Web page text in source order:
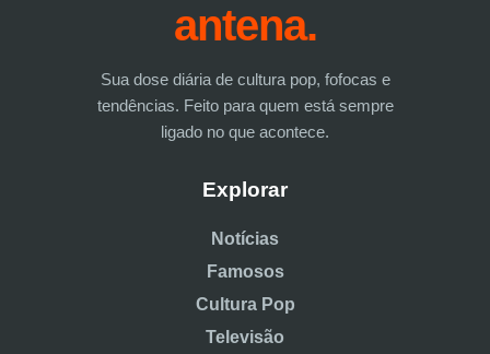
antena.
Sua dose diária de cultura pop, fofocas e
tendências. Feito para quem está sempre
ligado no que acontece.
Explorar
Notícias
Famosos
Cultura Pop
Televisão